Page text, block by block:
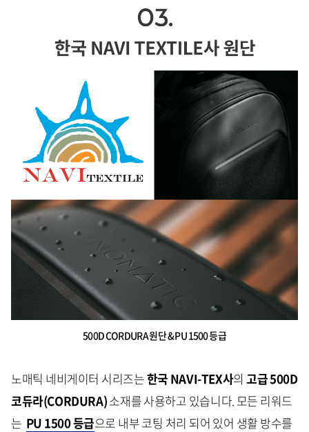
500D CORDURA 원단 & PU 1500 등급
노매틱 네비게이터 시리즈는한국 NAVI-TEX사의 고급 500D
코듀라(CORDURA)소재를 사용하고 있습니다. 모든 리워드
는 PU 1500 등급으로 내부 코팅 처리 되어 있어 생활 방수를